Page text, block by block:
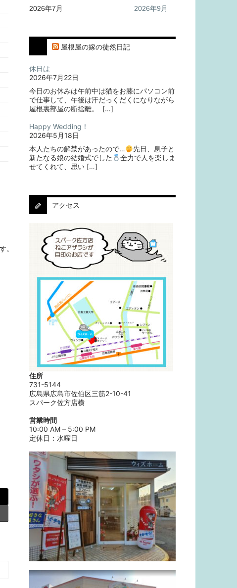
。
2026年7月 2026年9月
屋根屋の嫁の徒然日記
休日は
2026年7月22日
今日のお休みは午前中は猫をお膝にパソコン前
で仕事して、午後は汗だっくだくになりながら
屋根裏部屋の断捨離。⁡ ⁡ […]
Happy Wedding！
2026年5月18日
本人たちの解禁があったので…
⁡⁡先日、息子と
新たなる娘の結婚式でした
⁡⁡⁡全力で人を楽しま
せてくれて、思い […]
アクセス
住所
731-5144
広島県広島市佐伯区三筋2-10-41
スパーク佐方店横
営業時間
10:00 AM – 5:00 PM
定休日：水曜日